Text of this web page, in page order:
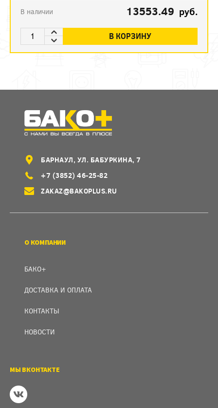
В наличии 13553.49 руб.
В КОРЗИНУ
БАРНАУЛ, УЛ. БАБУРКИНА, 7
+7 (3852) 46-25-82
ZAKAZ@BAKOPLUS.RU
О КОМПАНИИ
БАКО+
ДОСТАВКА И ОПЛАТА
КОНТАКТЫ
НОВОСТИ
МЫ ВКОНТАКТЕ